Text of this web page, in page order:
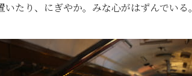
たり、にぎやか。みな心がはずんでいる。